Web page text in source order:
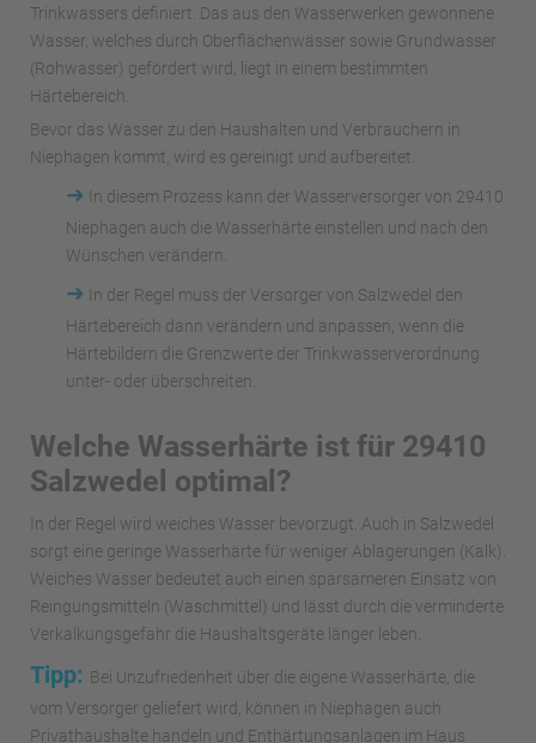
Trinkwassers definiert. Das aus den Wasserwerken gewonnene
Wasser, welches durch Oberflächenwässer sowie Grundwasser
(Rohwasser) gefördert wird, liegt in einem bestimmten
Härtebereich.
Bevor das Wasser zu den Haushalten und Verbrauchern in
Niephagen kommt, wird es gereinigt und aufbereitet.
➜
In diesem Prozess kann der Wasserversorger von 29410
Niephagen auch die Wasserhärte einstellen und nach den
Wünschen verändern.
➜
In der Regel muss der Versorger von Salzwedel den
Härtebereich dann verändern und anpassen, wenn die
Härtebildern die Grenzwerte der Trinkwasserverordnung
unter- oder überschreiten.
Welche Wasserhärte ist für 29410
Salzwedel optimal?
In der Regel wird weiches Wasser bevorzugt. Auch in Salzwedel
sorgt eine geringe Wasserhärte für weniger Ablagerungen (Kalk).
Weiches Wasser bedeutet auch einen sparsameren Einsatz von
Reingungsmitteln (Waschmittel) und lässt durch die verminderte
Verkalkungsgefahr die Haushaltsgeräte länger leben.
Tipp: Bei Unzufriedenheit über die eigene Wasserhärte, die
vom Versorger geliefert wird, können in Niephagen auch
Privathaushalte handeln und Enthärtungsanlagen im Haus